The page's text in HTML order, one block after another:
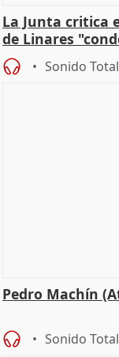
La Junta critica
de Linares
Sonido
Pedro Machín
Sonido